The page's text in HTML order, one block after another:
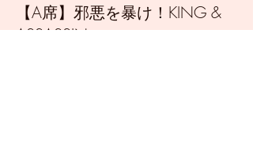
【A席】邪悪を暴け！KING &
ASSASSIN